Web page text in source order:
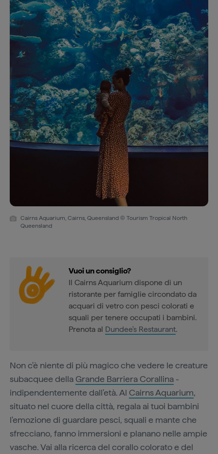
Cairns Aquarium, Cairns, Queensland © Tourism Tropical North
Queensland
Vuoi un consiglio?
Il Cairns Aquarium dispone di un
ristorante per famiglie circondato da
acquari di vetro con pesci colorati e
squali per tenere occupati i bambini.
Prenota al Dundee's Restaurant.
Non c'è niente di più magico che vedere le creature
subacquee della Grande Barriera Corallina -
indipendentemente dall'età. Al Cairns Aquarium,
situato nel cuore della città, regala ai tuoi bambini
l'emozione di guardare pesci, squali e mante che
sfrecciano, fanno immersioni e planano nelle ampie
vasche. Vai alla ricerca del corallo colorato e del